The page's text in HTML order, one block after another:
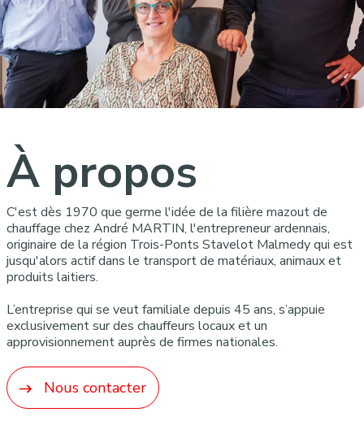
À propos
C'est dès 1970 que germe l'idée de la filière mazout de
chauffage chez André MARTIN, l'entrepreneur ardennais,
originaire de la région Trois-Ponts Stavelot Malmedy qui est
jusqu'alors actif dans le transport de matériaux, animaux et
produits laitiers.
L’entreprise qui se veut familiale depuis 45 ans, s’appuie
exclusivement sur des chauffeurs locaux et un
approvisionnement auprès de firmes nationales.
Nous contacter